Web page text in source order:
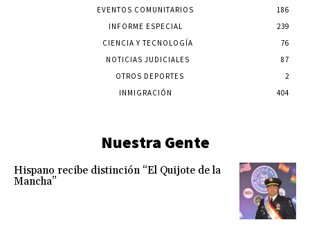
EVENTOS COMUNITARIOS
186
INFORME ESPECIAL
239
CIENCIA Y TECNOLOGÍA
76
NOTICIAS JUDICIALES
87
OTROS DEPORTES
2
INMIGRACIÓN
404
Nuestra Gente
Hispano recibe distinción “El Quijote de la
Mancha”